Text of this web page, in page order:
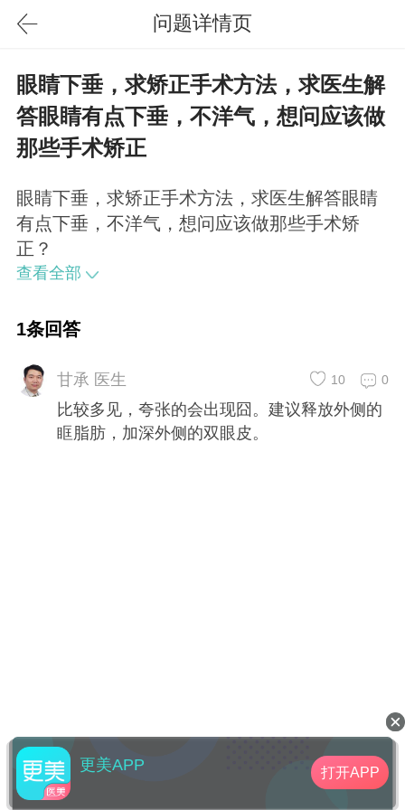
问题详情页
眼睛下垂，求矫正手术方法，求医生解
答眼睛有点下垂，不洋气，想问应该做
那些手术矫正
眼睛下垂，求矫正手术方法，求医生解答眼睛
有点下垂，不洋气，想问应该做那些手术矫
正？
查看全部
1条回答
甘承 医生 0
10
比较多见，夸张的会出现囧。建议释放外侧的
眶脂肪，加深外侧的双眼皮。
更美APP 打开APP